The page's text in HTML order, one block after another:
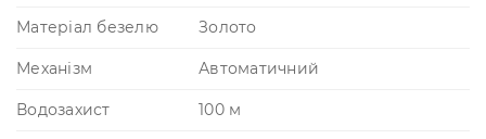
Матеріал безелю Золото
Механізм Автоматичний
Водозахист 100 м